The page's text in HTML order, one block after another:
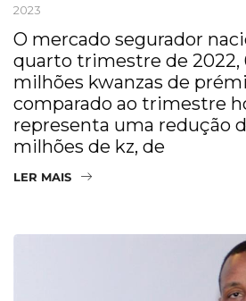
2023
O mercado segurador
quarto trimestre de 2022,
milhões kwanzas de
comparado ao trimestre
representa uma redução
milhões de kz, de
LER MAIS